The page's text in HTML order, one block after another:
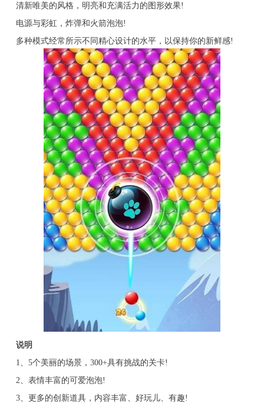
清新唯美的风格，明亮和充满活力的图形效果!
电源与彩虹，炸弹和火箭泡泡!
多种模式经常所示不同精心设计的水平，以保持你的新鲜感!
说明
1、5个美丽的场景，300+具有挑战的关卡!
2、表情丰富的可爱泡泡!
3、更多的创新道具，内容丰富、好玩儿、有趣!